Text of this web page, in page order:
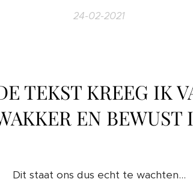
24-02-2021
TEKST KREEG IK
EN BEWUST
Dit staat ons dus echt te wachten...